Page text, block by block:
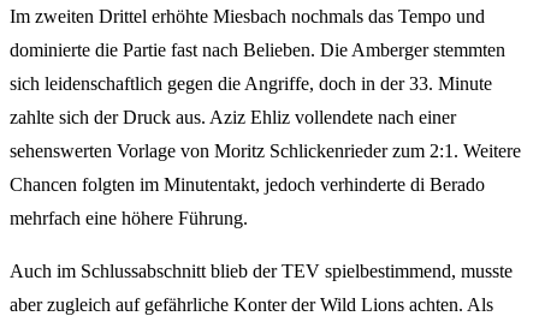
Im zweiten Drittel erhöhte Miesbach nochmals das Tempo und
dominierte die Partie fast nach Belieben. Die Amberger stemmten
sich leidenschaftlich gegen die Angriffe, doch in der 33. Minute
zahlte sich der Druck aus. Aziz Ehliz vollendete nach einer
sehenswerten Vorlage von Moritz Schlickenrieder zum 2:1. Weitere
Chancen folgten im Minutentakt, jedoch verhinderte di Berado
mehrfach eine höhere Führung.
Auch im Schlussabschnitt blieb der TEV spielbestimmend, musste
aber zugleich auf gefährliche Konter der Wild Lions achten. Als